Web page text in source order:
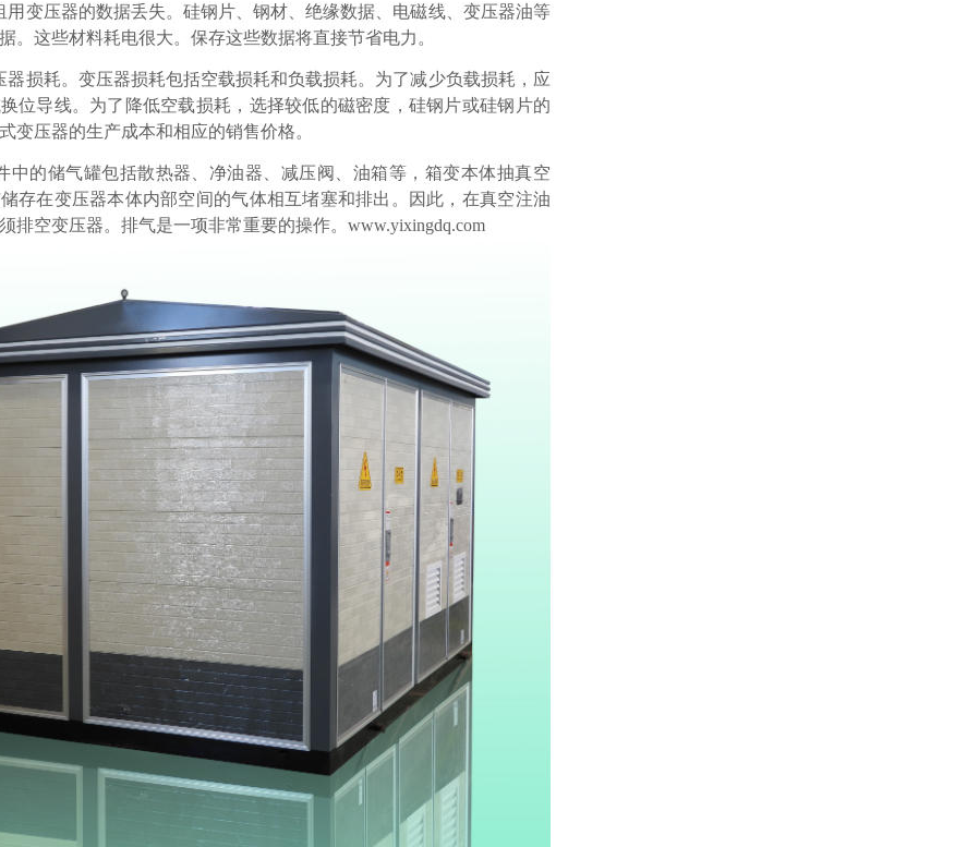
用变压器的数据丢失。硅钢片、钢材、绝缘数据、电磁线、变压器油等
。这些材料耗电很大。保存这些数据将直接节省电力。
器损耗。变压器损耗包括空载损耗和负载损耗。为了减少负载损耗，应
位导线。为了降低空载损耗，选择较低的磁密度，硅钢片或硅钢片的
变压器的生产成本和相应的销售价格。
中的储气罐包括散热器、净油器、减压阀、油箱等，箱变本体抽真空
存在变压器本体内部空间的气体相互堵塞和排出。因此，在真空注油
排空变压器。排气是一项非常重要的操作。www.yixingdq.com